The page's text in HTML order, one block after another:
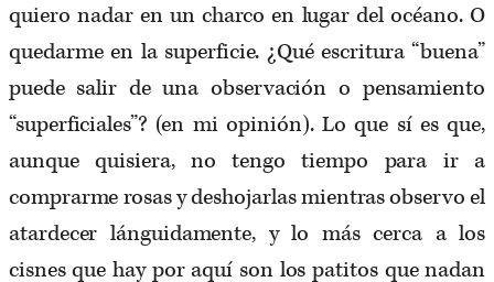
quiero nadar en un charco en lugar del océano. O
quedarme en la superficie. ¿Qué escritura “buena”
puede salir de una observación o pensamiento
“superficiales”? (en mi opinión). Lo que sí es que,
aunque quisiera, no tengo tiempo para ir a
comprarme rosas y deshojarlas mientras observo el
atardecer lánguidamente, y lo más cerca a los
cisnes que hay por aquí son los patitos que nadan